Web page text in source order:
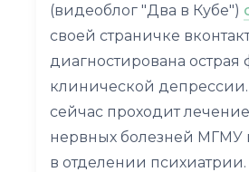
(видеоблог "Два в Кубе")
своей страничке
диагностирована острая
клинической
сейчас проходит
нервных болезней МГМУ
в отделении психиатрии.